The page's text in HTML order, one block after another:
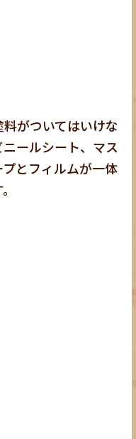
がついてはいけな
ールシート、マス
とフィルムが一体